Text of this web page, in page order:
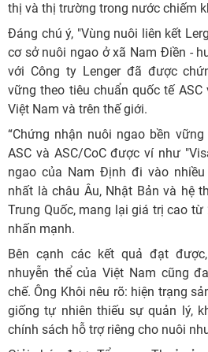
thị và thị trường trong nước chiếm
Đáng chú ý, "Vùng nuôi liên kết
cơ sở nuôi ngao ở xã Nam Điền -
với Công ty Lenger đã được
vững theo tiêu chuẩn quốc tế ASC
Việt Nam và trên thế giới.
“Chứng nhận nuôi ngao bền
ASC và ASC/CoC được ví như
ngao của Nam Định đi vào
nhất là châu Âu, Nhật Bản và hệ
Trung Quốc, mang lại giá trị cao từ
nhấn mạnh.
Bên cạnh các kết quả đạt
nhuyễn thể của Việt Nam cũng
chế. Ông Khôi nêu rõ: hiện trạng
giống tự nhiên thiếu sự quản lý,
chính sách hỗ trợ riêng cho nuôi